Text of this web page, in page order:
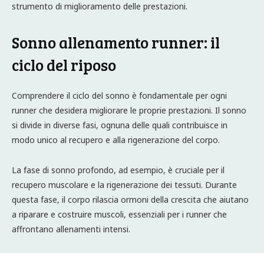
strumento di miglioramento delle prestazioni.
Sonno allenamento runner: il
ciclo del riposo
Comprendere il ciclo del sonno è fondamentale per ogni
runner che desidera migliorare le proprie prestazioni. Il sonno
si divide in diverse fasi, ognuna delle quali contribuisce in
modo unico al recupero e alla rigenerazione del corpo.
La fase di sonno profondo, ad esempio, è cruciale per il
recupero muscolare e la rigenerazione dei tessuti. Durante
questa fase, il corpo rilascia ormoni della crescita che aiutano
a riparare e costruire muscoli, essenziali per i runner che
affrontano allenamenti intensi.